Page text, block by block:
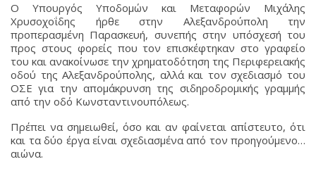
Ο Υπουργός Υποδομών και Μεταφορών Μιχάλης
Χρυσοχοΐδης ήρθε στην Αλεξανδρούπολη την
προπερασμένη Παρασκευή, συνεπής στην υπόσχεσή του
προς στους φορείς που τον επισκέφτηκαν στο γραφείο
του και ανακοίνωσε την χρηματοδότηση της Περιφερειακής
οδού της Αλεξανδρούπολης, αλλά και τον σχεδιασμό του
ΟΣΕ για την απομάκρυνση της σιδηροδρομικής γραμμής
από την οδό Κωνσταντινουπόλεως.
Πρέπει να σημειωθεί, όσο και αν φαίνεται απίστευτο, ότι
και τα δύο έργα είναι σχεδιασμένα από τον προηγούμενο…
αιώνα.